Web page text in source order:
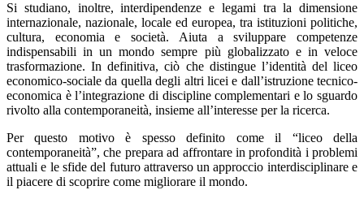
Si studiano, inoltre, interdipendenze e legami tra la dimensione
internazionale, nazionale, locale ed europea, tra istituzioni politiche,
cultura, economia e società. Aiuta a sviluppare competenze
indispensabili in un mondo sempre più globalizzato e in veloce
trasformazione. In definitiva, ciò che distingue l’identità del liceo
economico-sociale da quella degli altri licei e dall’istruzione tecnico-
economica è l’integrazione di discipline complementari e lo sguardo
rivolto alla contemporaneità, insieme all’interesse per la ricerca.
Per questo motivo è spesso definito come il “liceo della
contemporaneità”, che prepara ad affrontare in profondità i problemi
attuali e le sfide del futuro attraverso un approccio interdisciplinare e
il piacere di scoprire come migliorare il mondo.